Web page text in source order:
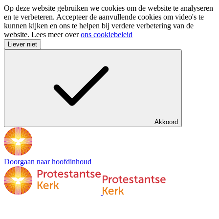
Op deze website gebruiken we cookies om de website te analyseren
en te verbeteren. Accepteer de aanvullende cookies om video's te
kunnen kijken en ons te helpen bij verdere verbetering van de
website. Lees meer overons cookiebeleid
Liever niet
Akkoord
Doorgaan naar hoofdinhoud